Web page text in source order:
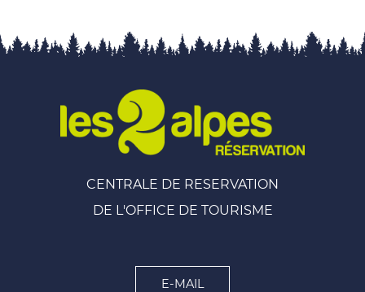
CENTRALE DE RESERVATION
DE L'OFFICE DE TOURISME
E-MAIL